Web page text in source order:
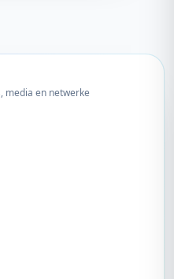
media en netwerke